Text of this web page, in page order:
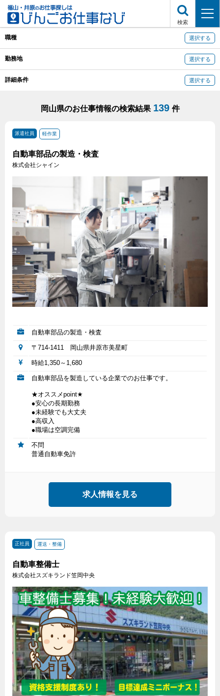
検索
職種 選択する
勤務地 選択する
詳細条件 選択する
岡山県のお仕事情報の検索結果 139 件
派遣社員 軽作業
自動車部品の製造・検査
株式会社シャイン
自動車部品の製造・検査
〒714-1411 岡山県井原市美星町
時給1,350～1,680
自動車部品を製造している企業でのお仕事です。
★オススメpoint★
●安心の長期勤務
●未経験でも大丈夫
●高収入
●職場は空調完備
不問
普通自動車免許
求人情報を見る
正社員 運送・整備
自動車整備士
株式会社スズキランド笠岡中央